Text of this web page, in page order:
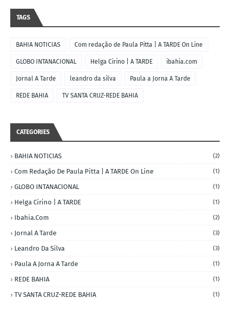
TAGS
BAHIA NOTICIAS Com redação de Paula Pitta | A TARDE On Line
GLOBO INTANACIONAL Helga Cirino | A TARDE ibahia.com
Jornal A Tarde leandro da silva Paula a Jorna A Tarde
REDE BAHIA TV SANTA CRUZ-REDE BAHIA
CATEGORIES
BAHIA NOTICIAS (2)
Com Redação De Paula Pitta | A TARDE On Line (1)
GLOBO INTANACIONAL (1)
Helga Cirino | A TARDE (1)
Ibahia.com (2)
Jornal A Tarde (3)
Leandro Da Silva (3)
Paula A Jorna A Tarde (1)
REDE BAHIA (1)
TV SANTA CRUZ-REDE BAHIA (1)